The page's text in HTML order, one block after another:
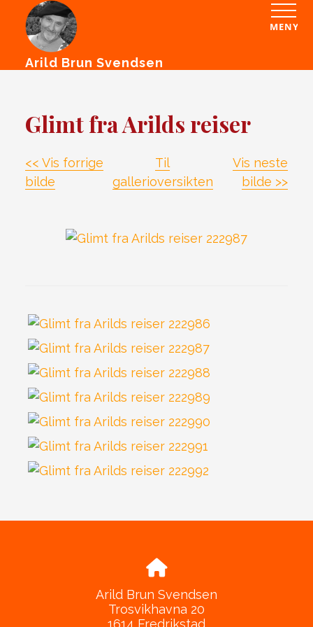
Arild Brun Svendsen
MENY
Glimt fra Arilds reiser
<< Vis forrige
bilde
Til
gallerioversikten
Vis neste
bilde >>
Arild Brun Svendsen
Trosvikhavna 20
1614 Fredrikstad